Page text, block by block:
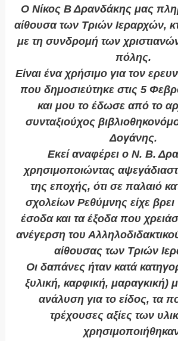
Ο Νίκος Β Δρανδάκης μας
αίθουσα των Τριών Ιεραρχών,
με τη συνδρομή των
πόλης.
Είναι ένα χρήσιμο για τον
που δημοσιεύτηκε στις 5
και μου το έδωσε από το
συνταξιούχος
Δογάνης.
Εκεί αναφέρει ο Ν. Β.
χρησιμοποιώντας
της εποχής, ότι σε παλαιό
σχολείων Ρεθύμνης είχε
έσοδα και τα έξοδα που
ανέγερση του
αίθουσας των Τριών
Οι δαπάνες ήταν κατά
ξυλική, καρφική, μαραγκική)
ανάλυση για το είδος, τα
τρέχουσες αξίες των